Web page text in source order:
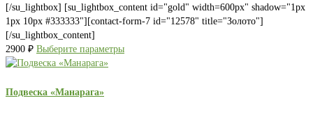
[/su_lightbox] [su_lightbox_content id="gold" width=600px" shadow="1px
1px 10px #333333"][contact-form-7 id="12578" title="Золото"]
[/su_lightbox_content]
2900 ₽ Выберите параметры
Подвеска «Манарага»